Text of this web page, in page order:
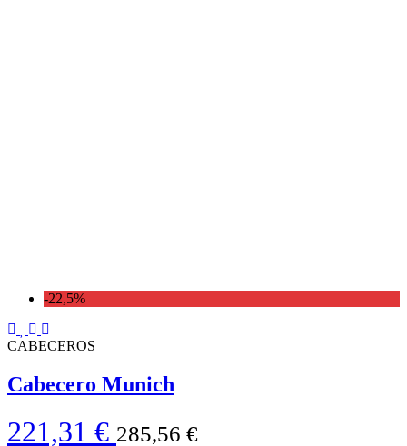
-22,5%
CABECEROS
Cabecero Munich
221,31 € 285,56 €